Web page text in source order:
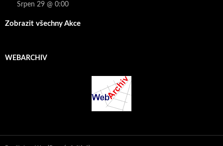
Srpen 29 @ 0:00
Zobrazit všechny Akce
WEBARCHIV